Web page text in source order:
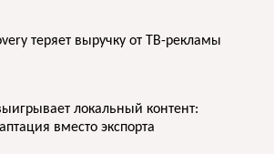
теряет выручку от ТВ-рекламы
локальный контент:
вместо экспорта